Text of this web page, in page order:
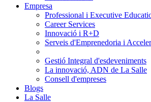
Empresa
Professional i Executive
Career Services
Innovació i R+D
Serveis d'Emprenedoria i
Gestió Integral d'esdeveniments
La innovació, ADN de La Salle
Consell d'empreses
Blogs
La Salle